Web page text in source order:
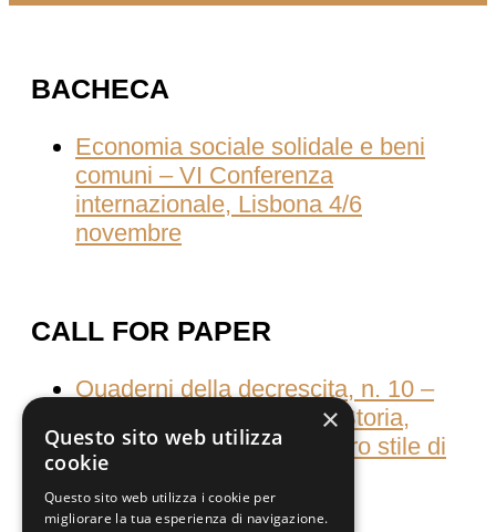
BACHECA
Economia sociale solidale e beni
comuni – VI Conferenza
internazionale, Lisbona 4/6
novembre
CALL FOR PAPER
Quaderni della decrescita, n. 10 –
Consumati dal consumo Storia,
culture e pratiche del nostro stile di
vita
×
Questo sito web utilizza
cookie
Questo sito web utilizza i cookie per
migliorare la tua esperienza di navigazione.